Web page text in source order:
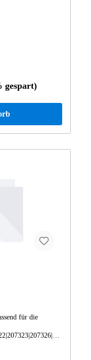
gespart)
für die